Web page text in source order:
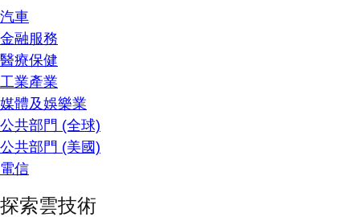
汽車
金融服務
醫療保健
工業產業
媒體及娛樂業
公共部門 (全球)
公共部門 (美國)
電信
探索雲技術